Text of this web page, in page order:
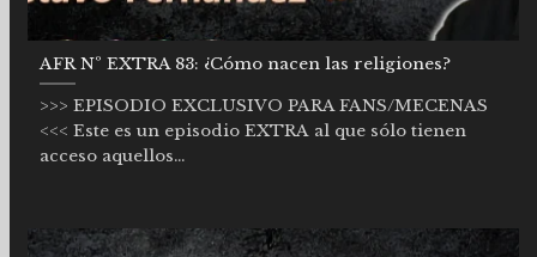
AFR Nº EXTRA 83: ¿Cómo nacen las religiones?
>>> EPISODIO EXCLUSIVO PARA FANS/MECENAS
<<< Este es un episodio EXTRA al que sólo tienen
acceso aquellos...